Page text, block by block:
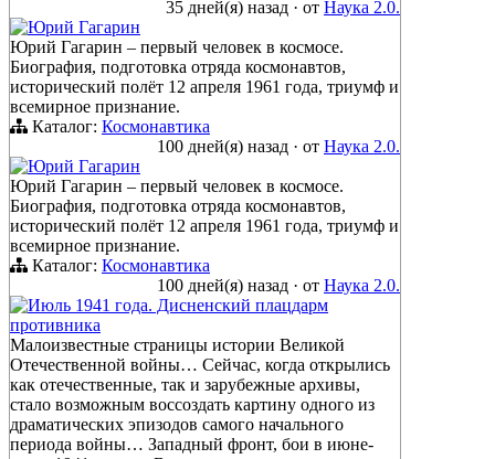
35 дней(я) назад · от Наука 2.0.
Юрий Гагарин
Юрий Гагарин – первый человек в космосе.
Биография, подготовка отряда космонавтов,
исторический полёт 12 апреля 1961 года, триумф и
всемирное признание.
Каталог: Космонавтика
100 дней(я) назад · от Наука 2.0.
Юрий Гагарин
Юрий Гагарин – первый человек в космосе.
Биография, подготовка отряда космонавтов,
исторический полёт 12 апреля 1961 года, триумф и
всемирное признание.
Каталог: Космонавтика
100 дней(я) назад · от Наука 2.0.
Июль 1941 года. Дисненский плацдарм
противника
Малоизвестные страницы истории Великой
Отечественной войны… Сейчас, когда открылись
как отечественные, так и зарубежные архивы,
стало возможным воссоздать картину одного из
драматических эпизодов самого начального
периода войны… Западный фронт, бои в июне-